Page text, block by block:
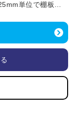
単位で棚板を